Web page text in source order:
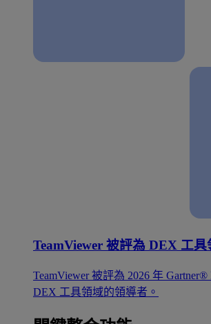
TeamViewer 被評為 DEX 工
TeamViewer 被評為 2026 年
DEX 工具領域的領導者。